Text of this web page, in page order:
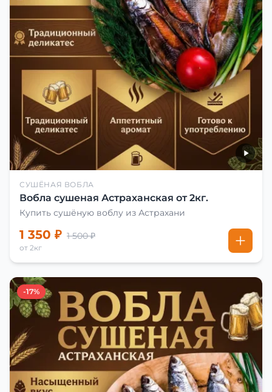
СУШЁНАЯ ВОБЛА
Вобла сушеная Астраханская от 2кг.
Купить сушёную воблу из Астрахани
1 350 ₽ 1 500 ₽
от 2кг
-17%